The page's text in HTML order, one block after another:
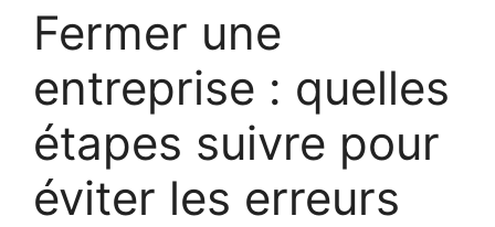
Fermer une
entreprise : quelles
étapes suivre pour
éviter les erreurs